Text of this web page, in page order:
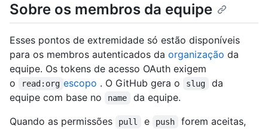
Sobre os membros da equipe
Esses pontos de extremidade só estão disponíveis
para os membros autenticados da organização da
equipe. Os tokens de acesso OAuth exigem
o
read:org escopo . O GitHub gera o slug
da
equipe com base no
name
da equipe.
Quando as permissões
pull e push
forem aceitas,